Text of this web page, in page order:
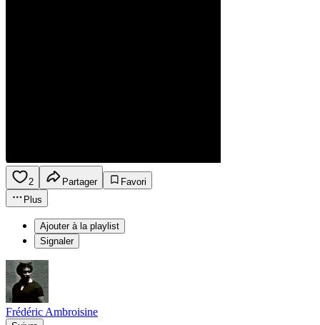
2 Partager
Favori
Plus
Ajouter à la playlist
Signaler
Frédéric Ambroisine